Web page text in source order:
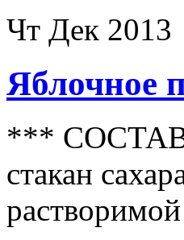
Чт Дек 2013
Яблочное
*** СОСТАВ
стакан